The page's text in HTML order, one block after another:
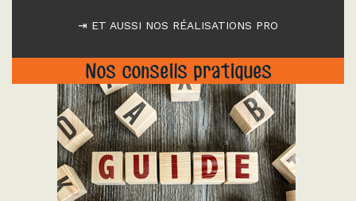
⇥ ET AUSSI NOS RÉALISATIONS PRO
Nos conseils pratiques
"